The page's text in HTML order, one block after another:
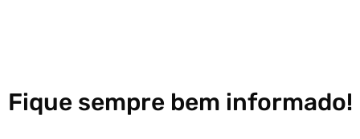
Fique sempre bem informado!